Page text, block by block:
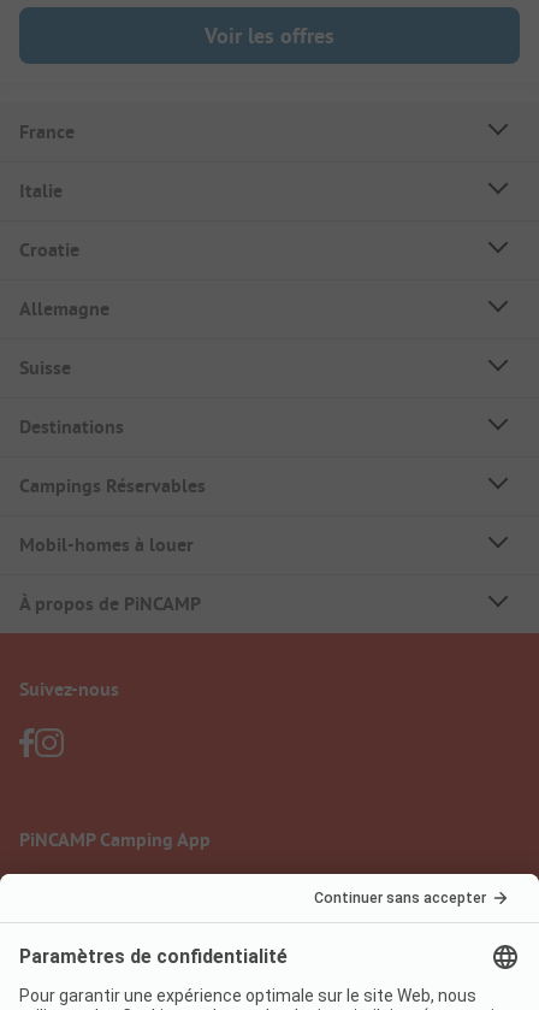
Voir les offres
France
Italie
Croatie
Allemagne
Suisse
Destinations
Campings Réservables
Mobil-homes à louer
À propos de PiNCAMP
Suivez-nous
PiNCAMP Camping App